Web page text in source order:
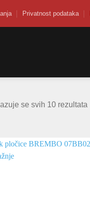
Privatnost podataka
se svih 10 rezultata